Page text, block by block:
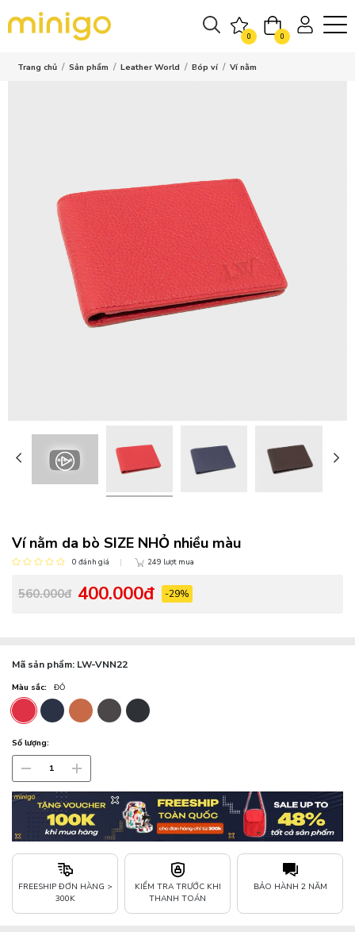
0 0
Trang chủ Sản phẩm Leather World Bóp ví Ví nằm
Ví nằm da bò SIZE NHỎ nhiều màu
0 đánh giá 249 lượt mua
560.000đ 400.000đ -29%
Mã sản phẩm: LW-VNN22
Màu sắc: ĐỎ
Số lượng:
FREESHIP ĐƠN HÀNG >
300K
KIỂM TRA TRƯỚC KHI
THANH TOÁN
BẢO HÀNH 2 NĂM